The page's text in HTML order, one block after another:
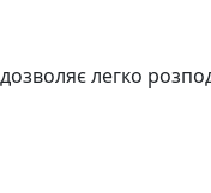
легко